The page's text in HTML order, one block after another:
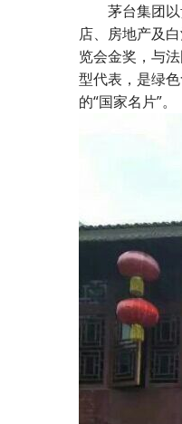
茅台集团以
店、房地产及
览会金奖，与
型代表，是绿
的“国家名片”。